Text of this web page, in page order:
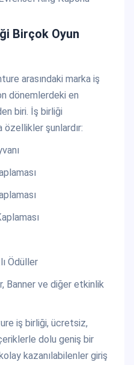
Birçok Oyun
arasındaki marka iş
dönemlerdeki en
biri. İş birliği
özellikler şunlardır:
Ödüller
Banner ve diğer etkinlik
iş birliği, ücretsiz,
dolu geniş bir
kazanılabilenler giriş